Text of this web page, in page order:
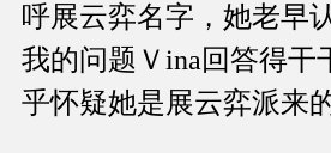
呼展云弈名字，她老早
我的问题Ｖina回答得干
乎怀疑她是展云弈派来